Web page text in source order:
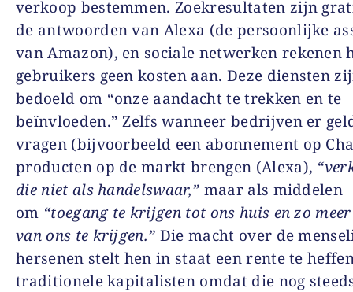
verkoop bestemmen. Zoekresultaten zijn
de antwoorden van Alexa (de persoonlijke
van Amazon), en sociale netwerken rekenen
gebruikers geen kosten aan. Deze diensten
bedoeld om “onze aandacht te trekken en te
beïnvloeden.” Zelfs wanneer bedrijven er
vragen (bijvoorbeeld een abonnement op
producten op de markt brengen (Alexa),
die niet als handelswaar,” maar als middelen
om “toegang te krijgen tot ons huis en zo
van ons te krijgen.” Die macht over de
hersenen stelt hen in staat een rente te
traditionele kapitalisten omdat die nog